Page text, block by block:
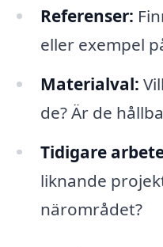
Referenser:
eller exempel
Materialval:
de? Är de
Tidigare
liknande
närområdet?